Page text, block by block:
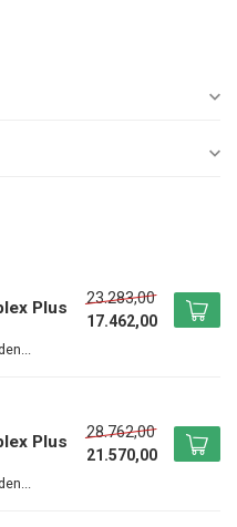
Plus
23.283,00
17.462,00
Plus
28.762,00
21.570,00